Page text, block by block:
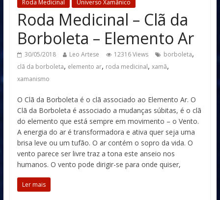
Roda Medicinal Universo Xamânico
Roda Medicinal – Clã da
Borboleta – Elemento Ar
30/05/2018 Leo Artese 12316 Views borboleta,
clã da borboleta, elemento ar, roda medicinal, xamã,
xamanismo
O Clã da Borboleta é o clã associado ao Elemento Ar. O
Clã da Borboleta é associado a mudanças súbitas, é o clã
do elemento que está sempre em movimento – o Vento.
A energia do ar é transformadora e ativa quer seja uma
brisa leve ou um tufão. O ar contém o sopro da vida. O
vento parece ser livre traz a tona este anseio nos
humanos. O vento pode dirigir-se para onde quiser,
Ler mais